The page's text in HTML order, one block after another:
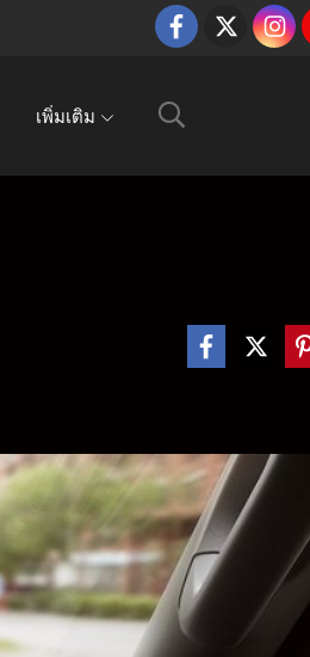
เพิ่มเติม